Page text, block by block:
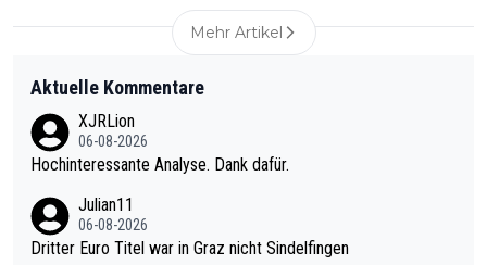
Mehr Artikel
Aktuelle Kommentare
XJRLion
06-08-2026
Hochinteressante Analyse. Dank dafür.
Julian11
06-08-2026
Dritter Euro Titel war in Graz nicht Sindelfingen